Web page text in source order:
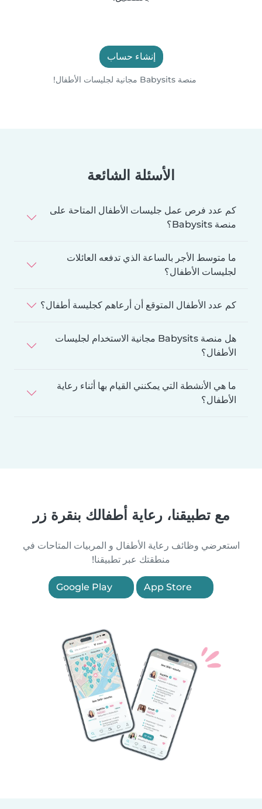
إنشاء حساب
منصة Babysits مجانية لجليسات الأطفال!
الأسئلة الشائعة
كم عدد فرص عمل جليسات الأطفال المتاحة على
منصة Babysits؟
ما متوسط الأجر بالساعة الذي تدفعه العائلات
لجليسات الأطفال؟
كم عدد الأطفال المتوقع أن أرعاهم كجليسة أطفال؟
هل منصة Babysits مجانية الاستخدام لجليسات
الأطفال؟
ما هي الأنشطة التي يمكنني القيام بها أثناء رعاية
الأطفال؟
مع تطبيقنا، رعاية أطفالك بنقرة زر
استعرضي وظائف رعاية الأطفال و المربيات المتاحات في
منطقتك عبر تطبيقنا!